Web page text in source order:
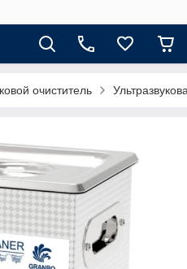
очиститель